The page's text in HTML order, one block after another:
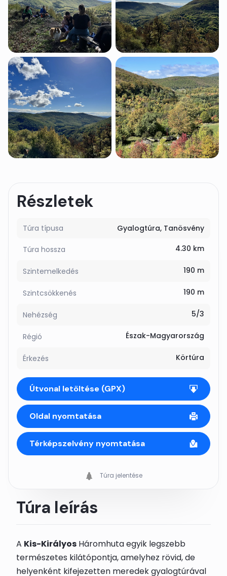
Részletek
Túra típusa Gyalogtúra Tanösvény
Túra hossza 4.30 km
Szintemelkedés 190 m
Szintcsökkenés 190 m
Nehézség 5/3
Régió Észak-Magyarország
Érkezés Körtúra
Útvonal letöltése (GPX)
Oldal nyomtatása
Térképszelvény nyomtatása
Túra jelentése
Túra leírás
A Kis-Királyos Háromhuta egyik legszebb
természetes kilátópontja, amelyhez rövid, de
helyenként kifejezetten meredek gyalogtúrával